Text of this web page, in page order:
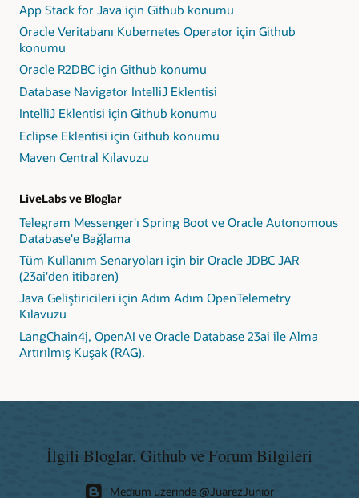
App Stack for Java için Github konumu
Oracle Veritabanı Kubernetes Operator için Github
konumu
Oracle R2DBC için Github konumu
Database Navigator IntelliJ Eklentisi
IntelliJ Eklentisi için Github konumu
Eclipse Eklentisi için Github konumu
Maven Central Kılavuzu
LiveLabs ve Bloglar
Telegram Messenger'ı Spring Boot ve Oracle Autonomous
Database'e Bağlama
Tüm Kullanım Senaryoları için bir Oracle JDBC JAR
(23ai'den itibaren)
Java Geliştiricileri için Adım Adım OpenTelemetry
Kılavuzu
LangChain4j, OpenAI ve Oracle Database 23ai ile Alma
Artırılmış Kuşak (RAG).
İlgili Bloglar, Github ve Forum Bilgileri
Medium üzerinde @JuarezJunior